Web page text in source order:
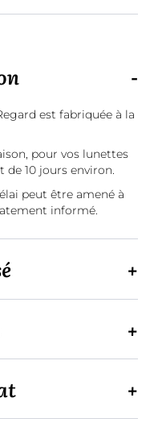
est fabriquée à la
pour vos lunettes
de 10 jours environ.
peut être amené à
informé.